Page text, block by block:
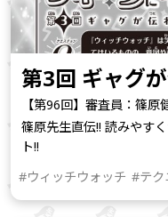
第3回 ギャグ
【第96回】審査員：篠原
篠原先生直伝!! 読みやす
ト!!
#ウィッチウォッチ #テク